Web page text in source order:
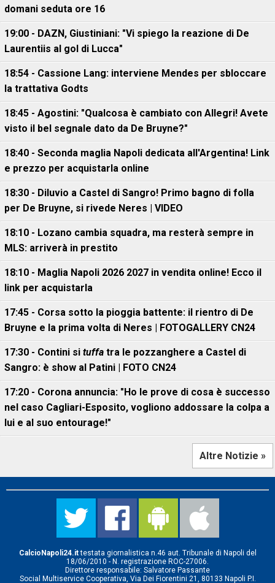
domani seduta ore 16
19:00 - DAZN, Giustiniani: "Vi spiego la reazione di De
Laurentiis al gol di Lucca"
18:54 - Cassione Lang: interviene Mendes per sbloccare
la trattativa Godts
18:45 - Agostini: "Qualcosa è cambiato con Allegri! Avete
visto il bel segnale dato da De Bruyne?"
18:40 - Seconda maglia Napoli dedicata all'Argentina! Link
e prezzo per acquistarla online
18:30 - Diluvio a Castel di Sangro! Primo bagno di folla
per De Bruyne, si rivede Neres | VIDEO
18:10 - Lozano cambia squadra, ma resterà sempre in
MLS: arriverà in prestito
18:10 - Maglia Napoli 2026 2027 in vendita online! Ecco il
link per acquistarla
17:45 - Corsa sotto la pioggia battente: il rientro di De
Bruyne e la prima volta di Neres | FOTOGALLERY CN24
17:30 - Contini si tuffa tra le pozzanghere a Castel di
Sangro: è show al Patini | FOTO CN24
17:20 - Corona annuncia: "Ho le prove di cosa è successo
nel caso Cagliari-Esposito, vogliono addossare la colpa a
lui e al suo entourage!"
Altre Notizie »
CalcioNapoli24.ittestata giornalistica n.46 aut. Tribunale di Napoli del
18/06/2010 - N. registrazione ROC-27006.
Direttore responsabile: Salvatore Passante
Social Multiservice Cooperativa, Via Dei Fiorentini 21, 80133 Napoli P.I.